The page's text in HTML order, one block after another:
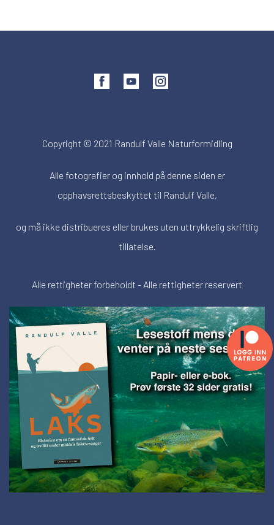
Copyright © 2021 Randulf Valle Naturformidling
Alle fotografier og innhold på denne siden er
opphavsrettsbeskyttet til Randulf Valle,
og må ikke distribueres eller brukes uten uttrykkelig skriftlig
tillatelse.
Alle rettigheter forbeholdt - Alle rettigheter reservert